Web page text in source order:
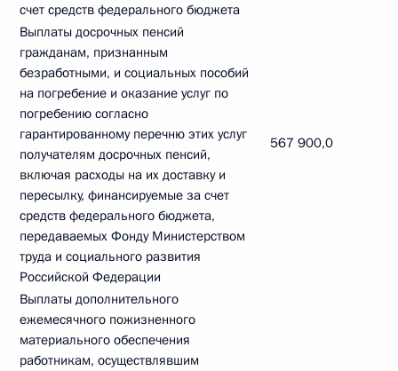
счет средств федерального бюджета
Выплаты досрочных пенсий
гражданам, признанным
безработными, и социальных пособий
на погребение и оказание услуг по
погребению согласно
гарантированному перечню этих услуг
получателям досрочных пенсий,
включая расходы на их доставку и
пересылку, финансируемые за счет
средств федерального бюджета,
передаваемых Фонду Министерством
труда и социального развития
Российской Федерации
567 900,0
Выплаты дополнительного
ежемесячного пожизненного
материального обеспечения
работникам, осуществлявшим